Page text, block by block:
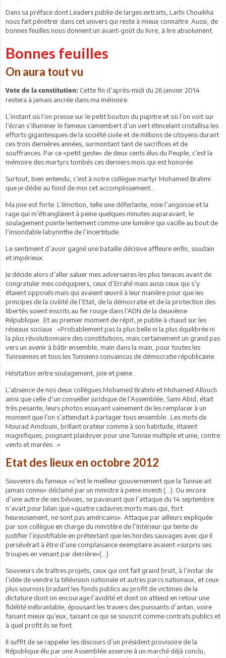
Dans sa préface dont Leaders publie de larges extraits, Larbi Chouikha
nous fait pénétrer dans cet univers qui reste à mieux connaître. Aussi, de
bonnes feuilles nous donnent un avant-goût du livre, à lire absolument.
Bonnes feuilles
On aura tout vu
Vote de la constitution: Cette fin d’après-midi du 26 janvier 2014
restera à jamais ancrée dans ma mémoire.
L’instant où l’on presse sur le petit bouton du pupitre et où l’on voit sur
l’écran s’illuminer le fameux camembert d’un vert étincelant cristallisa les
efforts gigantesques de la société civile et de millions de citoyens durant
ces trois dernières années, surmontant tant de sacrifices et de
souffrances. Par ce «petit geste» de deux cents élus du Peuple, c’est la
mémoire des martyrs tombés ces derniers mois qui est honorée.
Surtout, bien entendu, c’est à notre collègue martyr Mohamed Brahmi
que je dédie au fond de moi cet accomplissement…
Ma joie est forte. L’émotion, telle une déferlante, noie l’angoisse et la
rage qui m’étranglaient à peine quelques minutes auparavant, le
soulagement pointe lentement comme une lumière qui vacille au bout de
l’insondable labyrinthe de l’incertitude.
Le sentiment d’avoir gagné une bataille décisive affleure enfin, soudain
et impérieux.
Je décide alors d’aller saluer mes adversaires les plus tenaces avant de
congratuler mes coéquipiers, ceux d’Errahil mais aussi ceux qui s’y
étaient opposés mais qui avaient œuvré à leur manière pour que les
principes de la civilité de l’Etat, de la démocratie et de la protection des
libertés soient inscrits au fer rouge dans l’ADN de la deuxième
République…Et au premier moment de répit, je publie à chaud sur les
réseaux sociaux : «Probablement pas la plus belle ni la plus équilibrée ni
la plus révolutionnaire des constitutions, mais certainement un grand pas
vers un avenir à bâtir ensemble, main dans la main, pour toutes les
Tunisiennes et tous les Tunisiens convaincus de démocratie républicaine.
Hésitation entre soulagement, joie et peine…
L’absence de nos deux collègues Mohamed Brahmi et Mohamed Allouch
ainsi que celle d’un conseiller juridique de l’Assemblée, Sami Abid, était
très pesante, leurs photos essayant vainement de les remplacer à un
moment que l’on s’attendait à partager tous ensemble…Les mots de
Mourad Amdouni, brillant orateur comme à son habitude, étaient
magnifiques, poignant plaidoyer pour une Tunisie multiple et unie, contre
vents et marées…»
Etat des lieux en octobre 2012
Souvenirs du fameux «c’est le meilleur gouvernement que la Tunisie ait
jamais connu» déclamé par un ministre à peine investi (...). Ou encore
d’une autre de ses bévues, se pavanant que l’attaque du 14 septembre
n’avait pour bilan que «quatre cadavres morts mais qui, fort
heureusement, ne sont pas américains». Attaque par ailleurs expliquée
par son collègue en charge du ministère de l’Intérieur qui tente de
justifier l’injustifiable en prétextant que les hordes sauvages avec qui il
persévérait à être d’une complaisance exemplaire avaient «surpris ses
troupes en venant par derrière»(...)
Souvenirs de traîtres projets, ceux qui ont fait grand bruit, à l’instar de
l’idée de vendre la télévision nationale et autres parcs nationaux, et ceux
plus sournois bradant les fonds publics au profit de victimes de la
dictature dont on encourage l’avidité et dont on attend en retour une
fidélité inébranlable, épousant les travers des puissants d’antan, voire
faisant mieux qu’eux, taisant ce qui se souscrit comme contrats publics et
à quel profit ils se font.
Il suffit de se rappeler les discours d’un président provisoire de la
République élu par une Assemblée asservie à un marché déjà conclu,